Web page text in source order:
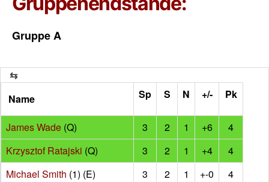
Gruppe A
Name Sp S N +/- Pk
James Wade (Q) 3 2 1 +6
4
Krzysztof Ratajski (Q) 3 2 1 +4
4
Michael Smith (1) (E) 3 2 1 +-0
4